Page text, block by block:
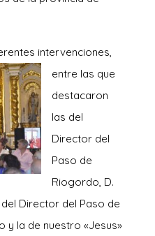
intervenciones,
entre las que
destacaron
las del
Director del
Paso de
Riogordo, D.
del Director del Paso de
y la de nuestro «Jesus»